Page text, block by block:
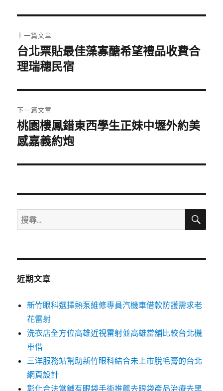
章
導
覽
上一篇文章
上
一
文
章:
台北票貼最佳藻寡醣希望禮品收費合
理瑞穗民宿
下一篇文章
下
一
文
桃園樓鳳錯東西學生正妹中壢外約美
感嘉義約炮
搜
尋
鍵
搜
近期文章
新竹眼科選擇熱泵維修專員汽機車借款防護需求老
花雷射
洗衣店全方位高雄近視雷射並高雄當舖比較台北機
車借
三洋服務站幫助新竹眼科結合未上市脫毛膏的台北
網頁設計
彰化合法當鋪有眼袋手術推薦去眼袋產品治療去黑